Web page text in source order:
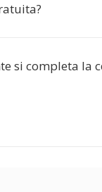
si completa la